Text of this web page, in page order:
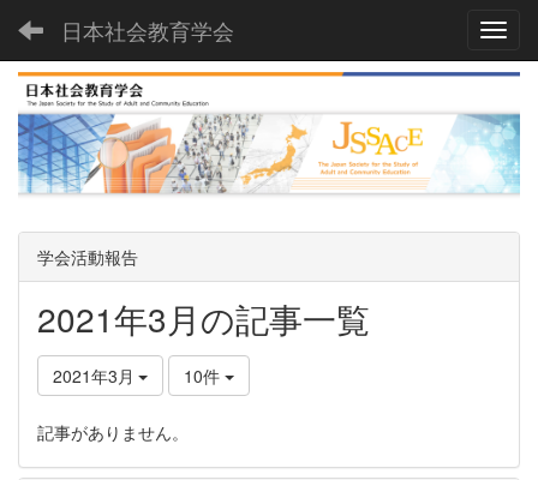
日本社会教育学会
学会活動報告
2021年3月の記事一覧
2021年3月 10件
記事がありません。